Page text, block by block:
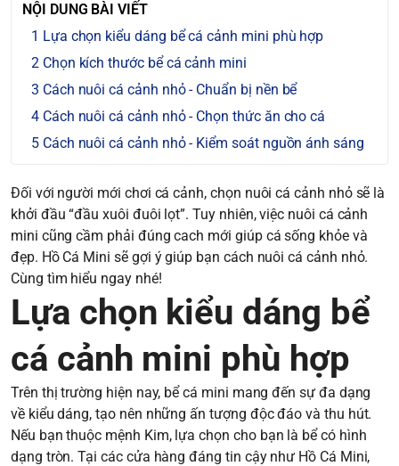
NỘI DUNG BÀI VIẾT
Lựa chọn kiểu dáng bể cá cảnh mini phù hợp
Chọn kích thước bể cá cảnh mini
Cách nuôi cá cảnh nhỏ - Chuẩn bị nền bể
Cách nuôi cá cảnh nhỏ - Chọn thức ăn cho cá
Cách nuôi cá cảnh nhỏ - Kiểm soát nguồn ánh sáng
Đối với người mới chơi cá cảnh, chọn nuôi cá cảnh nhỏ sẽ là
khởi đầu “đầu xuôi đuôi lọt”. Tuy nhiên, việc nuôi cá cảnh
mini cũng cầm phải đúng cach mới giúp cá sống khỏe và
đẹp. Hồ Cá Mini sẽ gợi ý giúp bạn cách nuôi cá cảnh nhỏ.
Cùng tìm hiểu ngay nhé!
Lựa chọn kiểu dáng bể
cá cảnh mini phù hợp
Trên thị trường hiện nay, bể cá mini mang đến sự đa dạng
về kiểu dáng, tạo nên những ấn tượng độc đáo và thu hút.
Nếu bạn thuộc mệnh Kim, lựa chọn cho bạn là bể có hình
dạng tròn. Tại các cửa hàng đáng tin cậy như Hồ Cá Mini,